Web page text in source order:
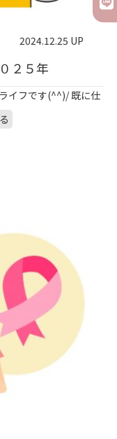
2024.12.25 UP
２５年
イフです(^^)/ 既に仕